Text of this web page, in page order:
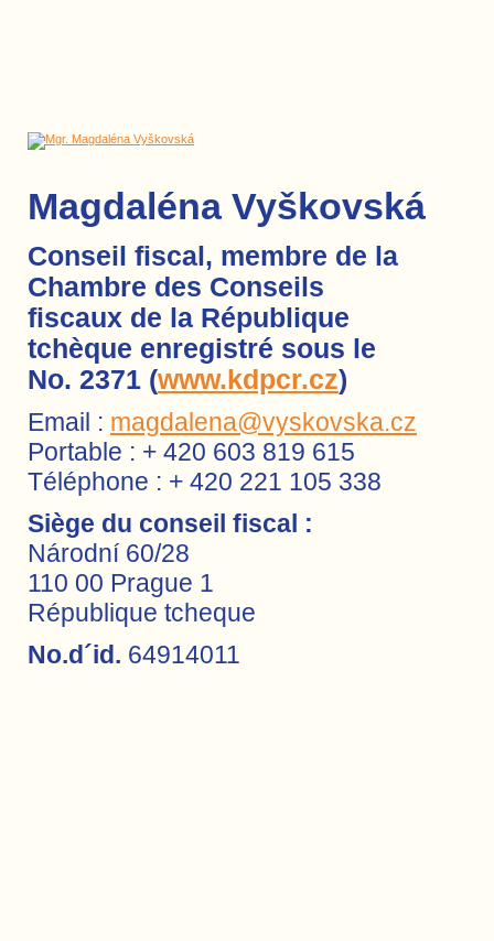
Magdaléna Vyškovská
Conseil fiscal, membre de la
Chambre des Conseils
fiscaux de la République
tchèque enregistré sous le
No. 2371 (www.kdpcr.cz)
Email : magdalena@vyskovska.cz
Portable : + 420 603 819 615
Téléphone : + 420 221 105 338
Siège du conseil fiscal :
Národní 60/28
110 00 Prague 1
République tcheque
No.d´id. 64914011